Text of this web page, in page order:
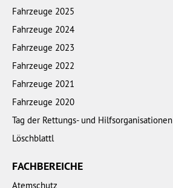
Fahrzeuge 2025
Fahrzeuge 2024
Fahrzeuge 2023
Fahrzeuge 2022
Fahrzeuge 2021
Fahrzeuge 2020
Tag der Rettungs- und Hilfsorganisationen
Löschblattl
FACHBEREICHE
Atemschutz